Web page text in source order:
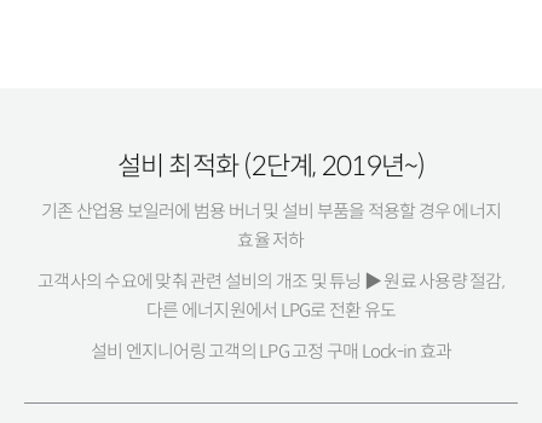
설비 최적화 (2단계, 2019년~)
기존 산업용 보일러에 범용 버너 및 설비 부품을 적용할 경우 에너지
효율 저하
고객사의 수요에 맞춰 관련 설비의 개조 및 튜닝 ▶ 원료 사용량 절감,
다른 에너지원에서 LPG로 전환 유도
설비 엔지니어링 고객의 LPG 고정 구매 Lock-in 효과